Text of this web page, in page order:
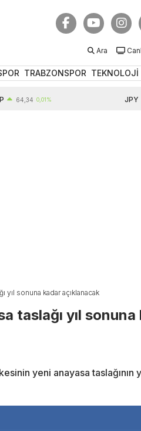
Ara
TRABZONSPOR TEKNOLOJİ
0,01%
yıl sonuna kadar açıklanacak
taslağı yıl sonuna
yeni anayasa taslağının